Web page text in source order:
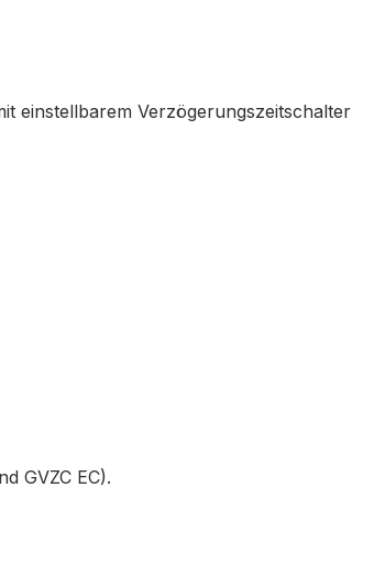
einstellbarem Verzögerungszeitschalter
GVZC EC).